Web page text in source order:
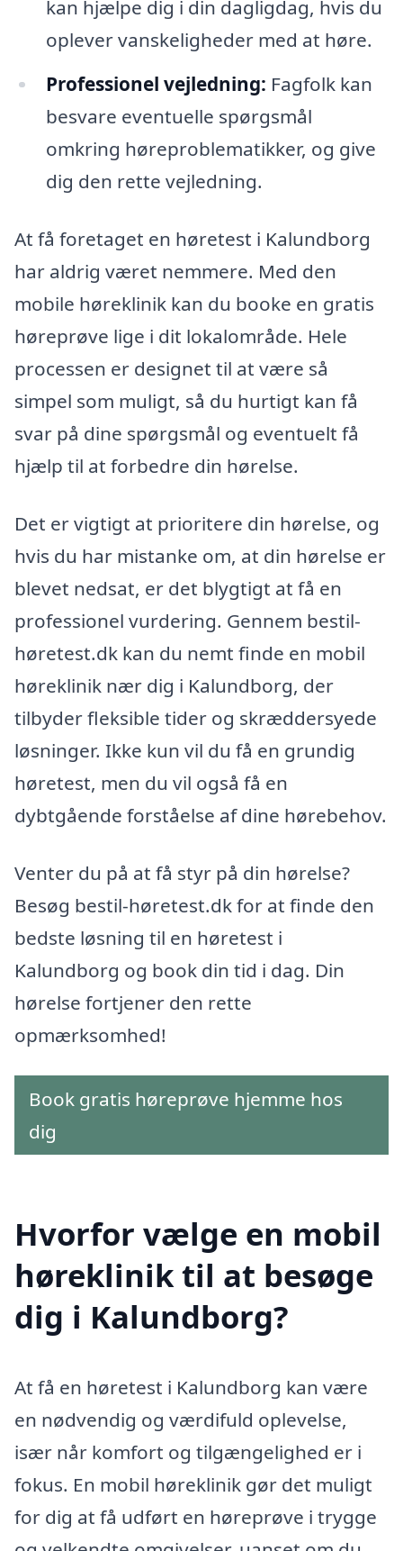
kan hjælpe dig i din dagligdag, hvis du
oplever vanskeligheder med at høre.
Professionel vejledning: Fagfolk kan
besvare eventuelle spørgsmål
omkring høreproblematikker, og give
dig den rette vejledning.
At få foretaget en høretest i Kalundborg
har aldrig været nemmere. Med den
mobile høreklinik kan du booke en gratis
høreprøve lige i dit lokalområde. Hele
processen er designet til at være så
simpel som muligt, så du hurtigt kan få
svar på dine spørgsmål og eventuelt få
hjælp til at forbedre din hørelse.
Det er vigtigt at prioritere din hørelse, og
hvis du har mistanke om, at din hørelse er
blevet nedsat, er det blygtigt at få en
professionel vurdering. Gennem bestil-
høretest.dk kan du nemt finde en mobil
høreklinik nær dig i Kalundborg, der
tilbyder fleksible tider og skræddersyede
løsninger. Ikke kun vil du få en grundig
høretest, men du vil også få en
dybtgående forståelse af dine hørebehov.
Venter du på at få styr på din hørelse?
Besøg bestil-høretest.dk for at finde den
bedste løsning til en høretest i
Kalundborg og book din tid i dag. Din
hørelse fortjener den rette
opmærksomhed!
Book gratis høreprøve hjemme hos
dig
Hvorfor vælge en mobil
høreklinik til at besøge
dig i Kalundborg?
At få en høretest i Kalundborg kan være
en nødvendig og værdifuld oplevelse,
især når komfort og tilgængelighed er i
fokus. En mobil høreklinik gør det muligt
for dig at få udført en høreprøve i trygge